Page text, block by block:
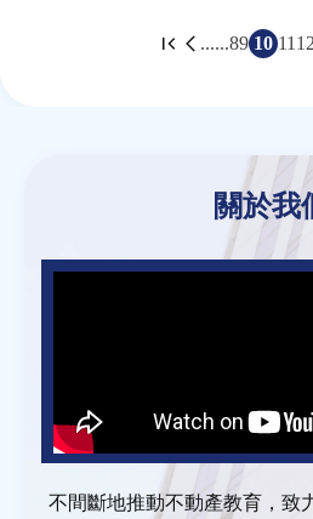
......89 10 11 12
關於我
不間斷地推動不動產教育，致